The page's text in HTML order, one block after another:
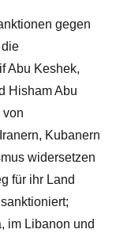
gegen
Abu Keshek,
Hisham Abu
von
Kubanern
widersetzen
für ihr Land
im Libanon und